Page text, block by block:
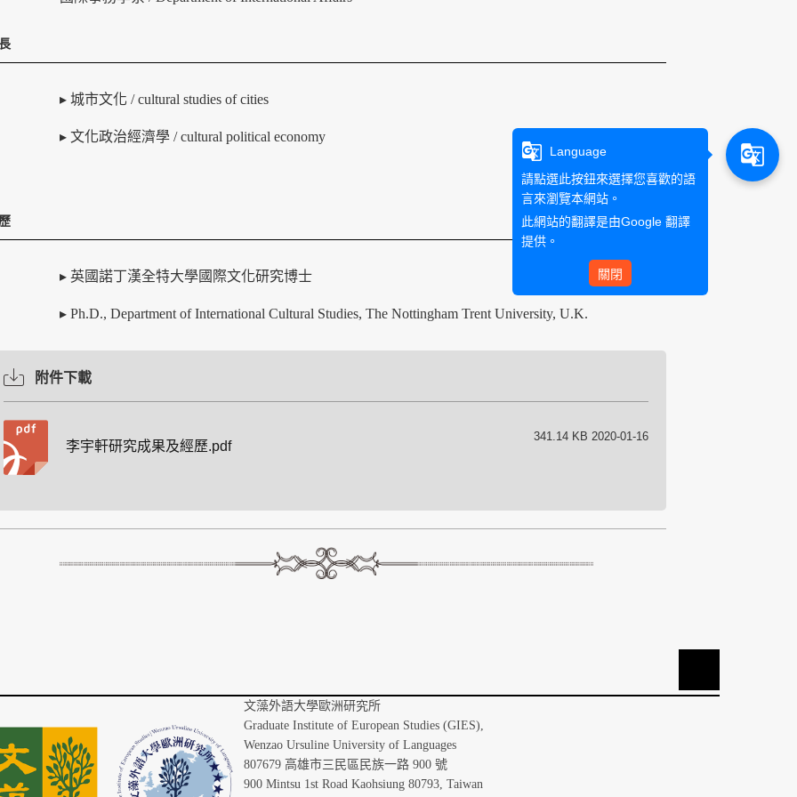
▸ 城市文化 / cultural studies of cities
▸ 文化政治經濟學 / cultural political economy
▸ 英國諾丁漢全特大學國際文化研究博士
▸ Ph.D., Department of International Cultural Studies, The Nottingham Trent University, U.K.
附件下載
李宇軒研究成果及經歷.pdf
341.14 KB 2020-01-16
文藻外語大學歐洲研究所
Graduate Institute of European Studies (GIES),
Wenzao Ursuline University of Languages
807679 高雄市三民區民族一路 900 號
900 Mintsu 1st Road Kaohsiung 80793, Taiwan
g_translate
Language
請點選此按鈕來選擇您喜歡的語
言來瀏覽本網站。
此網站的翻譯是由Google 翻譯
提供。
關閉
g_translate